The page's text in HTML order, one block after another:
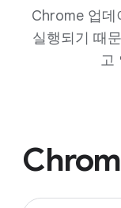
Chrome 업데
실행되기 때
고